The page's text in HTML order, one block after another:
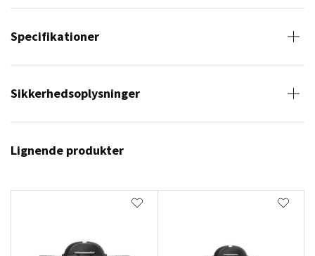
Specifikationer
Sikkerhedsoplysninger
Lignende produkter